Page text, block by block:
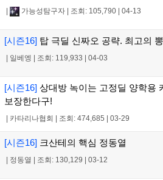
가능성탐구자 조회: 105,790 04-13
[시즌16] 탑 극딜 신짜오 공략. 최고의
일베엥 조회: 119,933 04-03
[시즌16] 상대방 녹이는 고정딜 양학용
보장한다구!
카타리나협회 조회: 474,685 03-29
[시즌16] 크산테의 핵심 정동열
정동열 조회: 130,129 03-12